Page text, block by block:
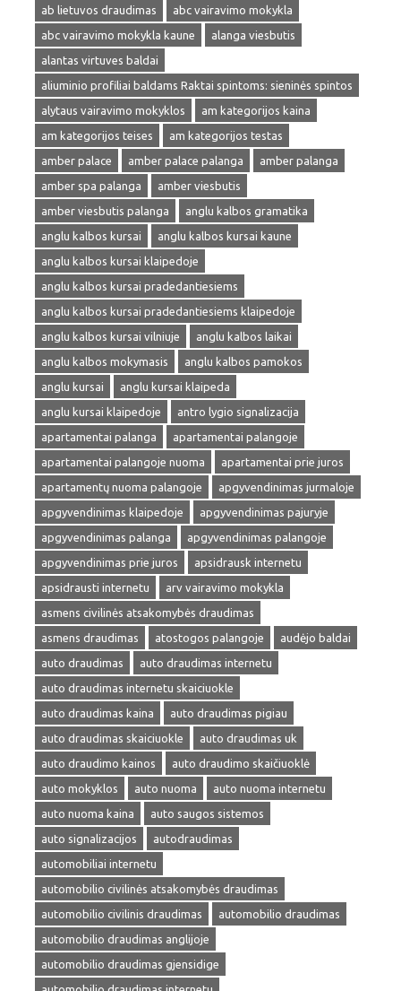
ab lietuvos draudimas
abc vairavimo mokykla
abc vairavimo mokykla kaune
alanga viesbutis
alantas virtuves baldai
aliuminio profiliai baldams Raktai spintoms: sieninės spintos
alytaus vairavimo mokyklos
am kategorijos kaina
am kategorijos teises
am kategorijos testas
amber palace
amber palace palanga
amber palanga
amber spa palanga
amber viesbutis
amber viesbutis palanga
anglu kalbos gramatika
anglu kalbos kursai
anglu kalbos kursai kaune
anglu kalbos kursai klaipedoje
anglu kalbos kursai pradedantiesiems
anglu kalbos kursai pradedantiesiems klaipedoje
anglu kalbos kursai vilniuje
anglu kalbos laikai
anglu kalbos mokymasis
anglu kalbos pamokos
anglu kursai
anglu kursai klaipeda
anglu kursai klaipedoje
antro lygio signalizacija
apartamentai palanga
apartamentai palangoje
apartamentai palangoje nuoma
apartamentai prie juros
apartamentų nuoma palangoje
apgyvendinimas jurmaloje
apgyvendinimas klaipedoje
apgyvendinimas pajuryje
apgyvendinimas palanga
apgyvendinimas palangoje
apgyvendinimas prie juros
apsidrausk internetu
apsidrausti internetu
arv vairavimo mokykla
asmens civilinės atsakomybės draudimas
asmens draudimas
atostogos palangoje
audėjo baldai
auto draudimas
auto draudimas internetu
auto draudimas internetu skaiciuokle
auto draudimas kaina
auto draudimas pigiau
auto draudimas skaiciuokle
auto draudimas uk
auto draudimo kainos
auto draudimo skaičiuoklė
auto mokyklos
auto nuoma
auto nuoma internetu
auto nuoma kaina
auto saugos sistemos
auto signalizacijos
autodraudimas
automobiliai internetu
automobilio civilinės atsakomybės draudimas
automobilio civilinis draudimas
automobilio draudimas
automobilio draudimas anglijoje
automobilio draudimas gjensidige